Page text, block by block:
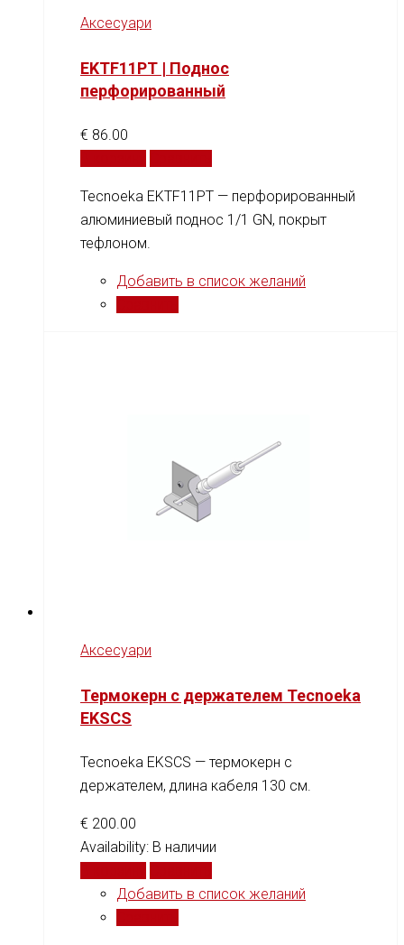
Аксесуари
EKTF11PT | Поднос
перфорированный
€ 86.00
Tecnoeka EKTF11PT — перфорированный
алюминиевый поднос 1/1 GN, покрыт
тефлоном.
Добавить в список желаний
Аксесуари
Термокерн с держателем Tecnoeka
EKSCS
Tecnoeka EKSCS — термокерн с
держателем, длина кабеля 130 см.
€ 200.00
Availability: В наличии
Добавить в список желаний